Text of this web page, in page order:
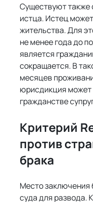
Существуют также
истца. Истец
жительства. Для
не менее года до
является
сокращается. В
месяцев
юрисдикция
гражданстве
Критерий
против
брака
Место заключения
суда для развода.